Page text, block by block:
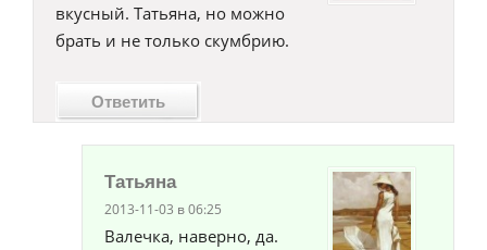
вкусный. Татьяна, но можно
брать и не только скумбрию.
Ответить
Татьяна
2013-11-03 в 06:25
Валечка, наверно, да.